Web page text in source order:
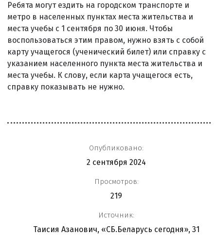
Ребята могут ездить на городском транспорте и
метро в населенных пунктах места жительства и
места учебы с 1 сентября по 30 июня. Чтобы
воспользоваться этим правом, нужно взять с собой
карту учащегося (ученический билет) или справку с
указанием населенного пункта места жительства и
места учебы. К слову, если карта учащегося есть,
справку показывать не нужно.
Опубликовано:
2 сентября 2024
Просмотров:
219
Источник:
Таисия Азанович, «СБ.Беларусь сегодня», 31